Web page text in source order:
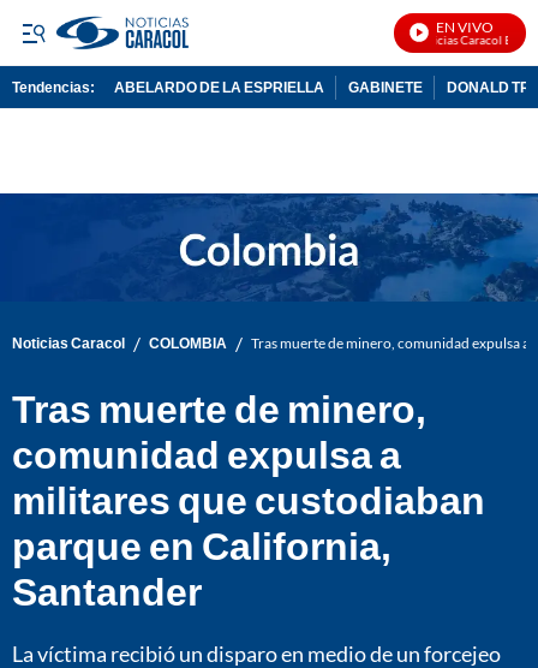
EN VIVO
Noticias Caracol En Vivo
Tendencias: ABELARDO DE LA ESPRIELLA GABINETE DONALD
Noticias Caracol / COLOMBIA / Tras muerte de minero, comunidad expulsa
Tras muerte de minero,
comunidad expulsa a
militares que custodiaban
parque en California,
Santander
La víctima recibió un disparo en medio de un forcejeo